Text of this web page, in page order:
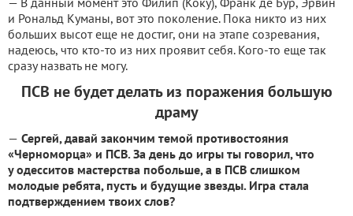
и Рональд Куманы, вот это поколение. Пока никто из них
больших высот еще не достиг, они на этапе созревания,
надеюсь, что кто-то из них проявит себя. Кого-то еще так
сразу назвать не могу.
ПСВ не будет делать из поражения большую
драму
— Сергей, давай закончим темой противостояния
«Черноморца» и ПСВ. За день до игры ты говорил, что
у одесситов мастерства побольше, а в ПСВ слишком
молодые ребята, пусть и будущие звезды. Игра стала
подтверждением твоих слов?